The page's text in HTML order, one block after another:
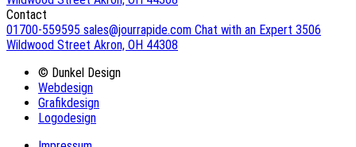
Contact
01700-559595 sales@jourrapide.com Chat with an Expert 3506
Wildwood Street Akron, OH 44308
© Dunkel Design
Webdesign
Grafikdesign
Logodesign